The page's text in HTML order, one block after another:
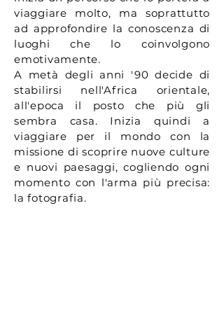
viaggiare molto, ma soprattutto
ad approfondire la conoscenza di
luoghi che lo coinvolgono
emotivamente.
A metà degli anni '90 decide di
stabilirsi nell'Africa orientale,
all'epoca il posto che più gli
sembra casa. Inizia quindi a
viaggiare per il mondo con la
missione di scoprire nuove culture
e nuovi paesaggi, cogliendo ogni
momento con l'arma più precisa:
la fotografia.